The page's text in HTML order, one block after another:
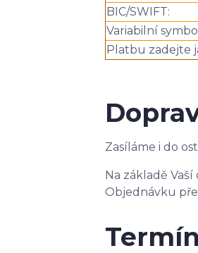
BIC/SWIFT:
Variabilní
Platbu zadejte
Zasíláme i do
Na základě
Objednávku